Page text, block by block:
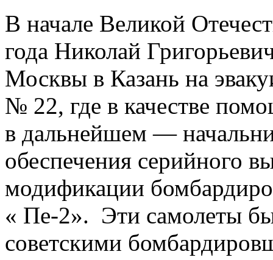
В начале Великой
года Николай
Москвы в Казань на
№ 22, где в качестве
в дальнейшем —
обеспечения серийного
модификации
« Пе-2». Эти самолеты
советскими